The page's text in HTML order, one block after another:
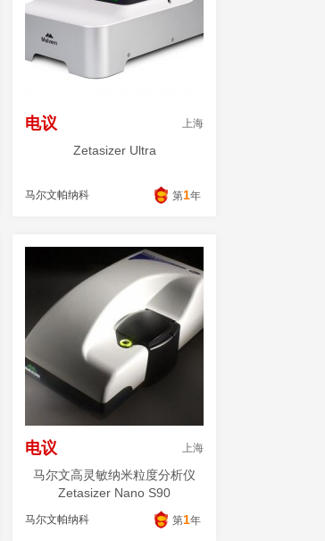
电议 上海
Zetasizer Ultra
马尔文帕纳科 第1年
电议 上海
马尔文高灵敏纳米粒度分析仪
Zetasizer Nano S90
马尔文帕纳科 第1年